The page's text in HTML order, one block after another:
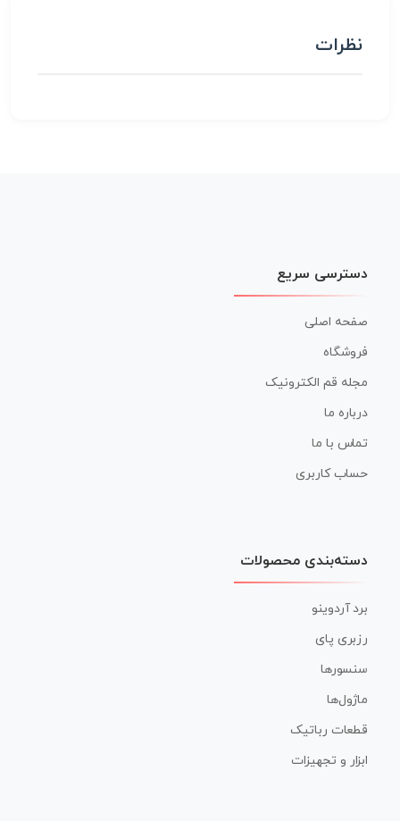
نظرات
دسترسی سریع
صفحه اصلی
فروشگاه
مجله قم الکترونیک
درباره ما
تماس با ما
حساب کاربری
دسته‌بندی محصولات
برد آردوینو
رزبری پای
سنسورها
ماژول‌ها
قطعات رباتیک
ابزار و تجهیزات